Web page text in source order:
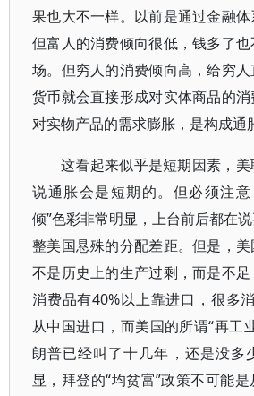
果也大不一样。以前是通过金融体
但富人的消费倾向很低，钱多了
场。但穷人的消费倾向高，给穷
货币就会直接形成对实体商品的
对实物产品的需求膨胀，是构成通
这看起来似乎是短期因素，
说通胀会是短期的。但必须注
倾”色彩非常明显，上台前后都在
整美国悬殊的分配差距。但是，
不是历史上的生产过剩，而是不
消费品有40%以上靠进口，很多
从中国进口，而美国的所谓“再工
朗普已经叫了十几年，还是没多
显，拜登的“均贫富”政策不可能